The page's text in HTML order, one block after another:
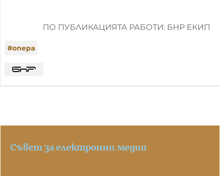
ПО ПУБЛИКАЦИЯТА РАБОТИ: БНР ЕКИП
#опера
Съвет за електронни медии